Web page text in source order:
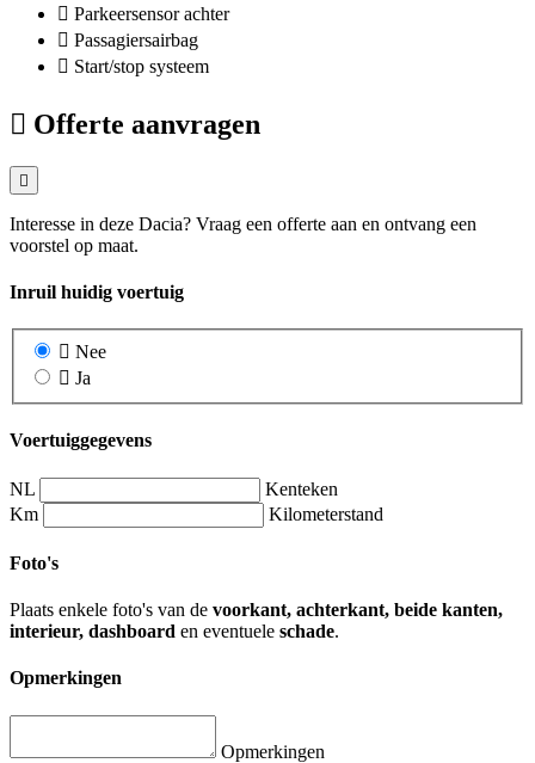
Parkeersensor achter
Passagiersairbag
Start/stop systeem
Offerte aanvragen
Interesse in deze Dacia? Vraag een offerte aan en ontvang een
voorstel op maat.
Inruil huidig voertuig
Nee
Ja
Voertuiggegevens
NL
Kenteken
Km
Kilometerstand
Foto's
Plaats enkele foto's van de voorkant, achterkant, beide kanten,
interieur, dashboard en eventuele schade.
Opmerkingen
Opmerkingen